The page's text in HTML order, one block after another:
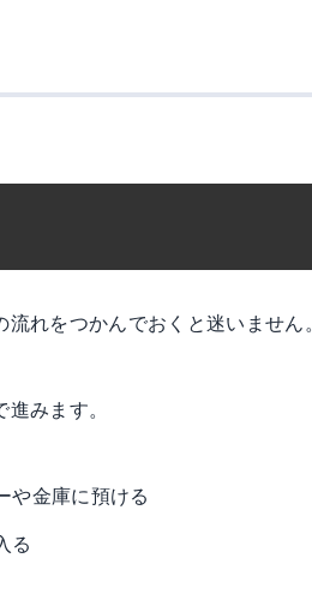
れをつかんでおくと迷いません。
みます。
や金庫に預ける
る